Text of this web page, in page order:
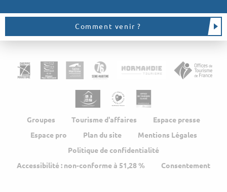
Comment venir ?
Groupes Tourisme d'affaires
Espace presse
Espace pro
Plan du site
Mentions Légales
Politique de confidentialité
Accessibilité : non-conforme à 51,28 %
Consentement